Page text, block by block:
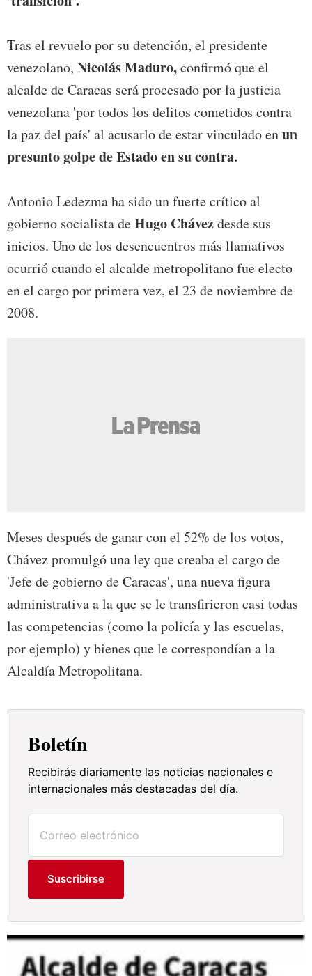
Tras el revuelo por su detención, el presidente
venezolano, Nicolás Maduro,confirmó que el
alcalde de Caracas será procesado por la justicia
venezolana 'por todos los delitos cometidos contra
la paz del país' al acusarlo de estar vinculado enun
presunto golpe de Estado en su contra.
Antonio Ledezma ha sido un fuerte crítico al
gobierno socialista deHugo Chávezdesde sus
inicios. Uno de los desencuentros más llamativos
ocurrió cuando el alcalde metropolitano fue electo
en el cargo por primera vez, el 23 de noviembre de
2008.
Meses después de ganar con el 52% de los votos,
Chávez promulgó una ley que creaba el cargo de
'Jefe de gobierno de Caracas', una nueva figura
administrativa a la que se le transfirieron casi todas
las competencias (como la policía y las escuelas,
por ejemplo) y bienes que le correspondían a la
Alcaldía Metropolitana.
Boletín
Recibirás diariamente las noticias nacionales e
internacionales más destacadas del día.
Suscribirse